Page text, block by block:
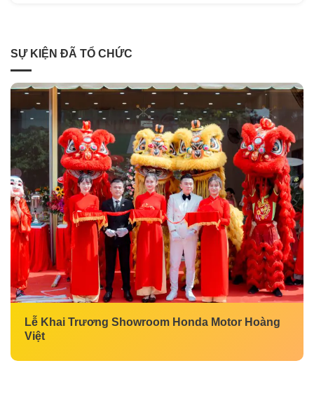
SỰ KIỆN ĐÃ TỔ CHỨC
Lễ Khai Trương Showroom Honda Motor Hoàng
Việt